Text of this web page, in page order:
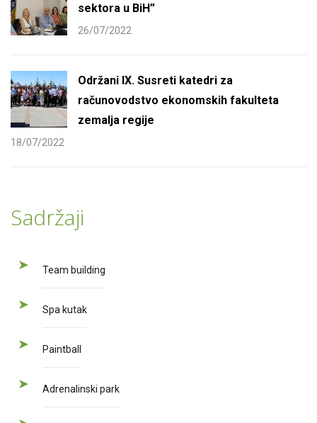
sektora u BiH”
26/07/2022
Održani IX. Susreti katedri za
računovodstvo ekonomskih fakulteta
zemalja regije
18/07/2022
Sadržaji
Team building
Spa kutak
Paintball
Adrenalinski park